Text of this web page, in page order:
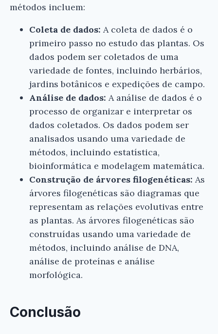
métodos incluem:
Coleta de dados: A coleta de dados é o
primeiro passo no estudo das plantas. Os
dados podem ser coletados de uma
variedade de fontes, incluindo herbários,
jardins botânicos e expedições de campo.
Análise de dados: A análise de dados é o
processo de organizar e interpretar os
dados coletados. Os dados podem ser
analisados usando uma variedade de
métodos, incluindo estatística,
bioinformática e modelagem matemática.
Construção de árvores filogenéticas: As
árvores filogenéticas são diagramas que
representam as relações evolutivas entre
as plantas. As árvores filogenéticas são
construídas usando uma variedade de
métodos, incluindo análise de DNA,
análise de proteínas e análise
morfológica.
Conclusão